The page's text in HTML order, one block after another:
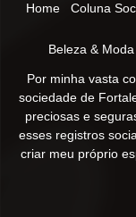
Home Coluna
Beleza & Moda
Por minha vasta
sociedade de
preciosas e
esses registros
criar meu próprio